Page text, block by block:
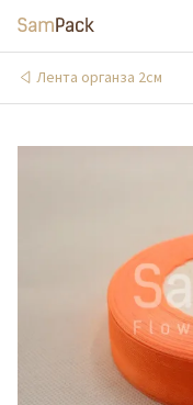
Лента органза 2см